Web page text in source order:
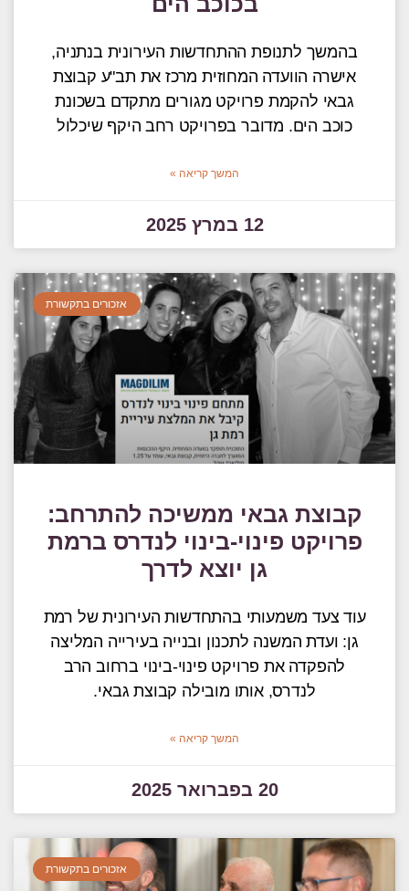
בהמשך לתנופת ההתחדשות העירונית בנתניה,
אישרה הוועדה המחוזית מרכז את תב"ע קבוצת
גבאי להקמת פרויקט מגורים מתקדם בשכונת
כוכב הים. מדובר בפרויקט רחב היקף שיכלול
המשך קריאה »
12 במרץ 2025
אזכורים בתקשורת
קבוצת גבאי ממשיכה להתרחב:
פרויקט פינוי-בינוי לנדרס ברמת
גן יוצא לדרך
עוד צעד משמעותי בהתחדשות העירונית של רמת
גן: ועדת המשנה לתכנון ובנייה בעירייה המליצה
להפקדה את פרויקט פינוי-בינוי ברחוב הרב
לנדרס, אותו מובילה קבוצת גבאי.
המשך קריאה »
20 בפברואר 2025
אזכורים בתקשורת